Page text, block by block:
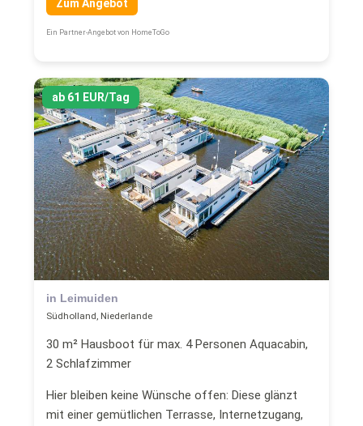
Zum Angebot
Ein Partner-Angebot von HomeToGo
ab 61 EUR/Tag
in Leimuiden
Südholland, Niederlande
30 m² Hausboot für max. 4 Personen Aquacabin,
2 Schlafzimmer
Hier bleiben keine Wünsche offen: Diese glänzt
mit einer gemütlichen Terrasse, Internetzugang,